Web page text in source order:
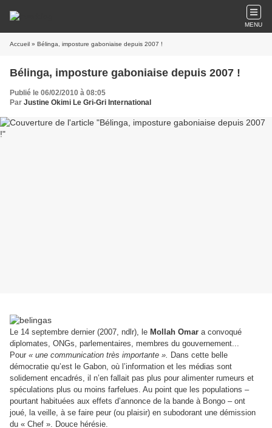
MENU
Accueil » Bélinga, imposture gaboniaise depuis 2007 !
Bélinga, imposture gaboniaise depuis 2007 !
Publié le 06/02/2010 à 08:05
Par Justine Okimi Le Gri-Gri International
Le 14 septembre dernier (2007, ndlr), le Mollah Omar a convoqué
diplomates, ONGs, parlementaires, membres du gouvernement...
Pour « une communication très importante ». Dans cette belle
démocratie qu’est le Gabon, où l’information et les médias sont
solidement encadrés, il n’en fallait pas plus pour alimenter rumeurs et
spéculations plus ou moins farfelues. Au point que les populations –
pourtant habituées aux effets d’annonce de la bande à Bongo – ont
joué, la veille, à se faire peur (ou plaisir) en subodorant une démission
du « Chef ». Douce hérésie.